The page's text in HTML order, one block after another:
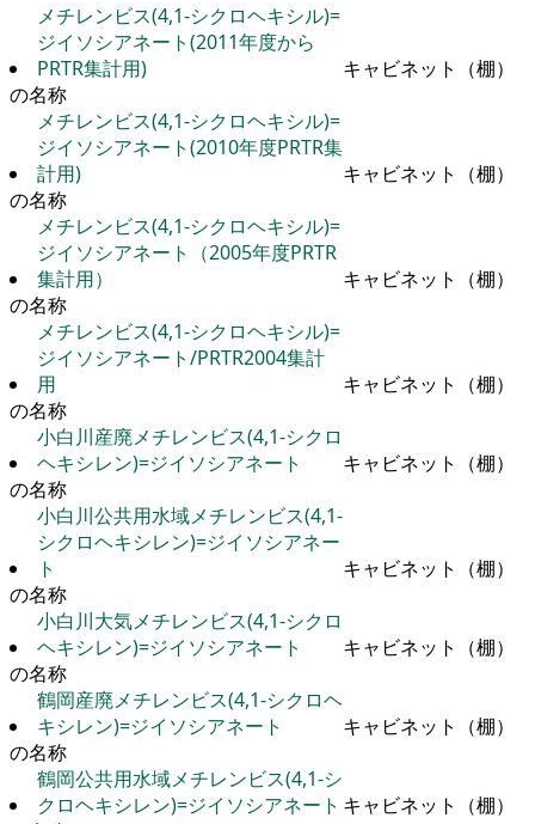
メチレンビス(4,1-シクロヘキシル)=
ジイソシアネート(2011年度から
PRTR集計用)
キャビネット（棚）
の名称
メチレンビス(4,1-シクロヘキシル)=
ジイソシアネート(2010年度PRTR集
計用)
キャビネット（棚）
の名称
メチレンビス(4,1-シクロヘキシル)=
ジイソシアネート（2005年度PRTR
集計用）
キャビネット（棚）
の名称
メチレンビス(4,1-シクロヘキシル)=
ジイソシアネート/PRTR2004集計
用
キャビネット（棚）
の名称
小白川産廃メチレンビス(4,1-シクロ
ヘキシレン)=ジイソシアネート
キャビネット（棚）
の名称
小白川公共用水域メチレンビス(4,1-
シクロヘキシレン)=ジイソシアネー
ト
キャビネット（棚）
の名称
小白川大気メチレンビス(4,1-シクロ
ヘキシレン)=ジイソシアネート
キャビネット（棚）
の名称
鶴岡産廃メチレンビス(4,1-シクロヘ
キシレン)=ジイソシアネート
キャビネット（棚）
の名称
鶴岡公共用水域メチレンビス(4,1-シ
クロヘキシレン)=ジイソシアネート キャビネット（棚）